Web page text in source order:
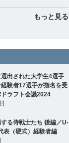
もっと見る
選出された大学生4選手
験者17選手が指名を受
ラフト会議2024
る侍戦士たち 後編／U-
表（硬式）経験者編